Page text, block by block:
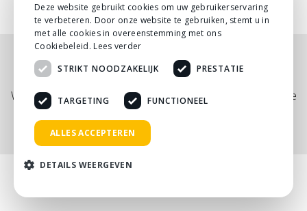
Nog niet helemaal gevonden wat je zocht? Bekijk
onze
contact
Wij adviseren je graag via telefoon, mail of tijdens een kopje
koffie!
DUTCH
Deze website gebruikt cookies om uw gebruikerservaring
te verbeteren. Door onze website te gebruiken, stemt u in
met alle cookies in overeenstemming met ons
Cookiebeleid. Lees verder
STRIKT NOODZAKELIJK
PRESTATIE
TARGETING FUNCTIONEEL
ALLES ACCEPTEREN
DETAILS WEERGEVEN